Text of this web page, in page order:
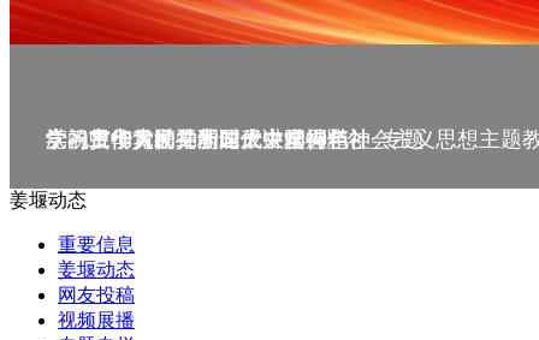
庆祝中华人民共和国成立75周年
学习贯彻党的二十届三中全会精神_专题
党的二十大精神理论大讲堂--理论
学习宣传贯彻党的二十大精神
学习贯彻习近平新时代中国特色社会主义思想主题
姜堰动态
重要信息
姜堰动态
网友投稿
视频展播